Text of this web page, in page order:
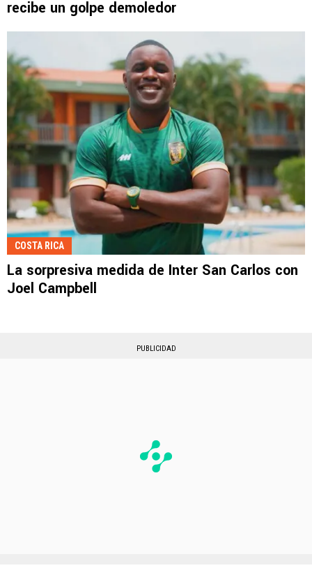
recibe un golpe demoledor
COSTA RICA
La sorpresiva medida de Inter San Carlos con
Joel Campbell
PUBLICIDAD